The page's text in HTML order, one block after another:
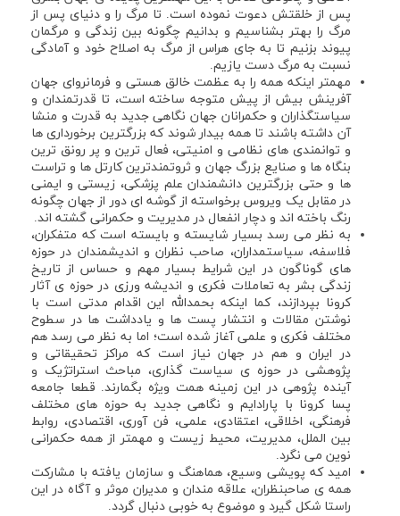
پس از خلقتش دعوت نموده است. تا مرگ را و دنیای پس از
مرگ را بهتر بشناسیم و بدانیم چگونه بین زندگی و مرگمان
پیوند بزنیم تا به جای هراس از مرگ به اصلاح خود و آمادگی
نسبت به مرگ دست یازیم.
مهمتر اینکه همه را به عظمت خالق هستی و فرمانروای جهان
آفرینش بیش از پیش متوجه ساخته است، تا قدرتمندان و
سیاستگذاران و حکمرانان جهان نگاهی جدید به قدرت و منشا
آن داشته باشند تا همه بیدار شوند که بزرگترین برخورداری ها
و توانمندی های نظامی و امنیتی، فعال ترین و پر رونق ترین
بنگاه ها و صنایع بزرگ جهان و ثروتمندترین کارتل ها و تراست
ها و حتی بزرگترین دانشمندان علم پزشکی، زیستی و ایمنی
در مقابل یک ویروس برخواسته از گوشه ای دور از جهان چگونه
رنگ باخته اند و دچار انفعال در مدیریت و حکمرانی گشته اند.
به نظر می رسد بسیار شایسته و بایسته است که متفکران،
فلاسفه، سیاستمداران، صاحب نظران و اندیشمندان در حوزه
های گوناگون در این شرایط بسیار مهم و حساس از تاریخ
زندگی بشر به تعاملات فکری و اندیشه ورزی در حوزه ی آثار
کرونا بپردازند، کما اینکه بحمدالله این اقدام مدتی است با
نوشتن مقالات و انتشار پست ها و یادداشت ها در سطوح
مختلف فکری و علمی آغاز شده است؛ اما به نظر می رسد هم
در ایران و هم در جهان نیاز است که مراکز تحقیقاتی و
پژوهشی در حوزه ی سیاست گذاری، مباحث استراتژیک و
آینده پژوهی در این زمینه همت ویژه بگمارند. قطعا جامعه
پسا کرونا با پارادایم و نگاهی جدید به حوزه های مختلف
فرهنگی، اخلاقی، اعتقادی، علمی، فن آوری، اقتصادی، روابط
بین الملل، مدیریت، محیط زیست و مهمتر از همه حکمرانی
نوین می نگرد.
امید که پویشی وسیع، هماهنگ و سازمان یافته با مشارکت
همه ی صاحبنظران، علاقه مندان و مدیران موثر و آگاه در این
راستا شکل گیرد و موضوع به خوبی دنبال گردد.